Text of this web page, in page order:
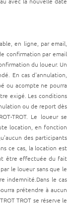
en ligne, par email,
confirmation par email
du loueur. Un
En cas d'annulation,
ou acompte ne pourra
exigé. Les conditions
ou de report dès
TROT. Le loueur se
location, en fonction
des participants
ce cas, la location est
être effectuée du fait
le loueur sans que le
indemnité.Dans le cas
prétendre à aucun
TROT se réserve le